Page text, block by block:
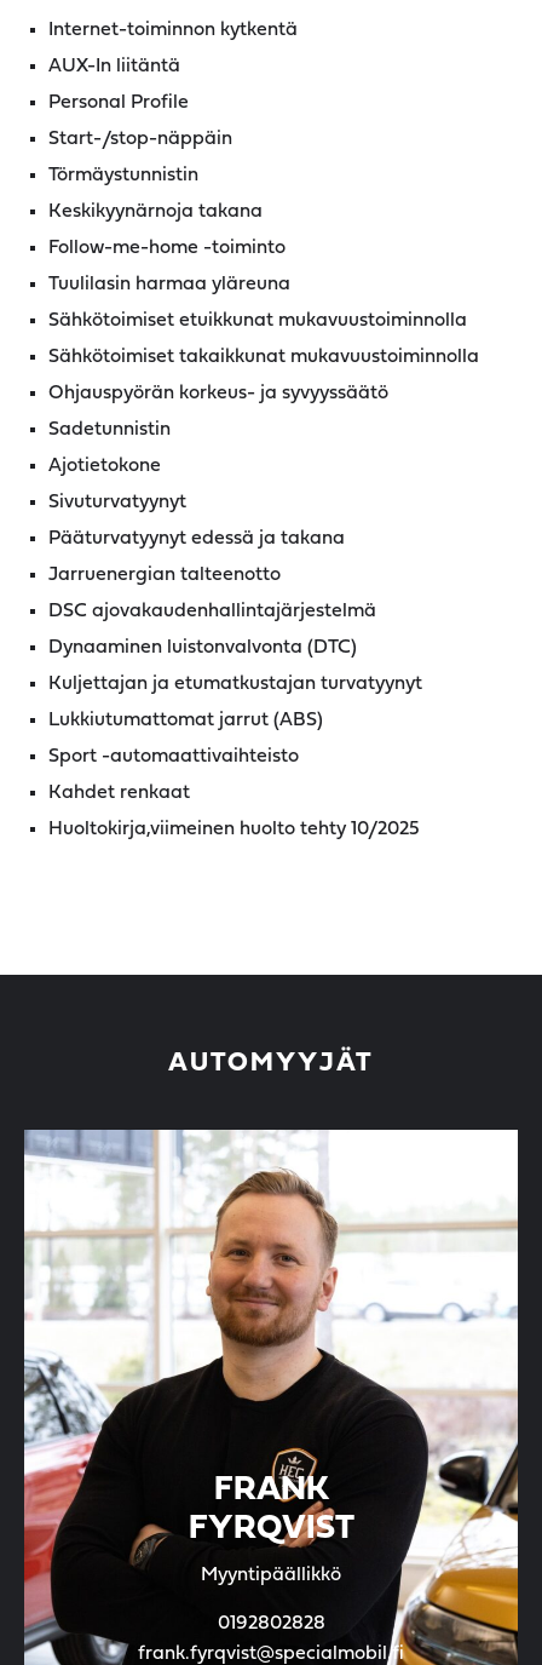
Internet-toiminnon kytkentä
AUX-In liitäntä
Personal Profile
Start-/stop-näppäin
Törmäystunnistin
Keskikyynärnoja takana
Follow-me-home -toiminto
Tuulilasin harmaa yläreuna
Sähkötoimiset etuikkunat mukavuustoiminnolla
Sähkötoimiset takaikkunat mukavuustoiminnolla
Ohjauspyörän korkeus- ja syvyyssäätö
Sadetunnistin
Ajotietokone
Sivuturvatyynyt
Pääturvatyynyt edessä ja takana
Jarruenergian talteenotto
DSC ajovakaudenhallintajärjestelmä
Dynaaminen luistonvalvonta (DTC)
Kuljettajan ja etumatkustajan turvatyynyt
Lukkiutumattomat jarrut (ABS)
Sport -automaattivaihteisto
Kahdet renkaat
Huoltokirja,viimeinen huolto tehty 10/2025
AUTOMYYJÄT
FRANK
FYRQVIST
Myyntipäällikkö
0192802828
frank.fyrqvist@specialmobil.fi